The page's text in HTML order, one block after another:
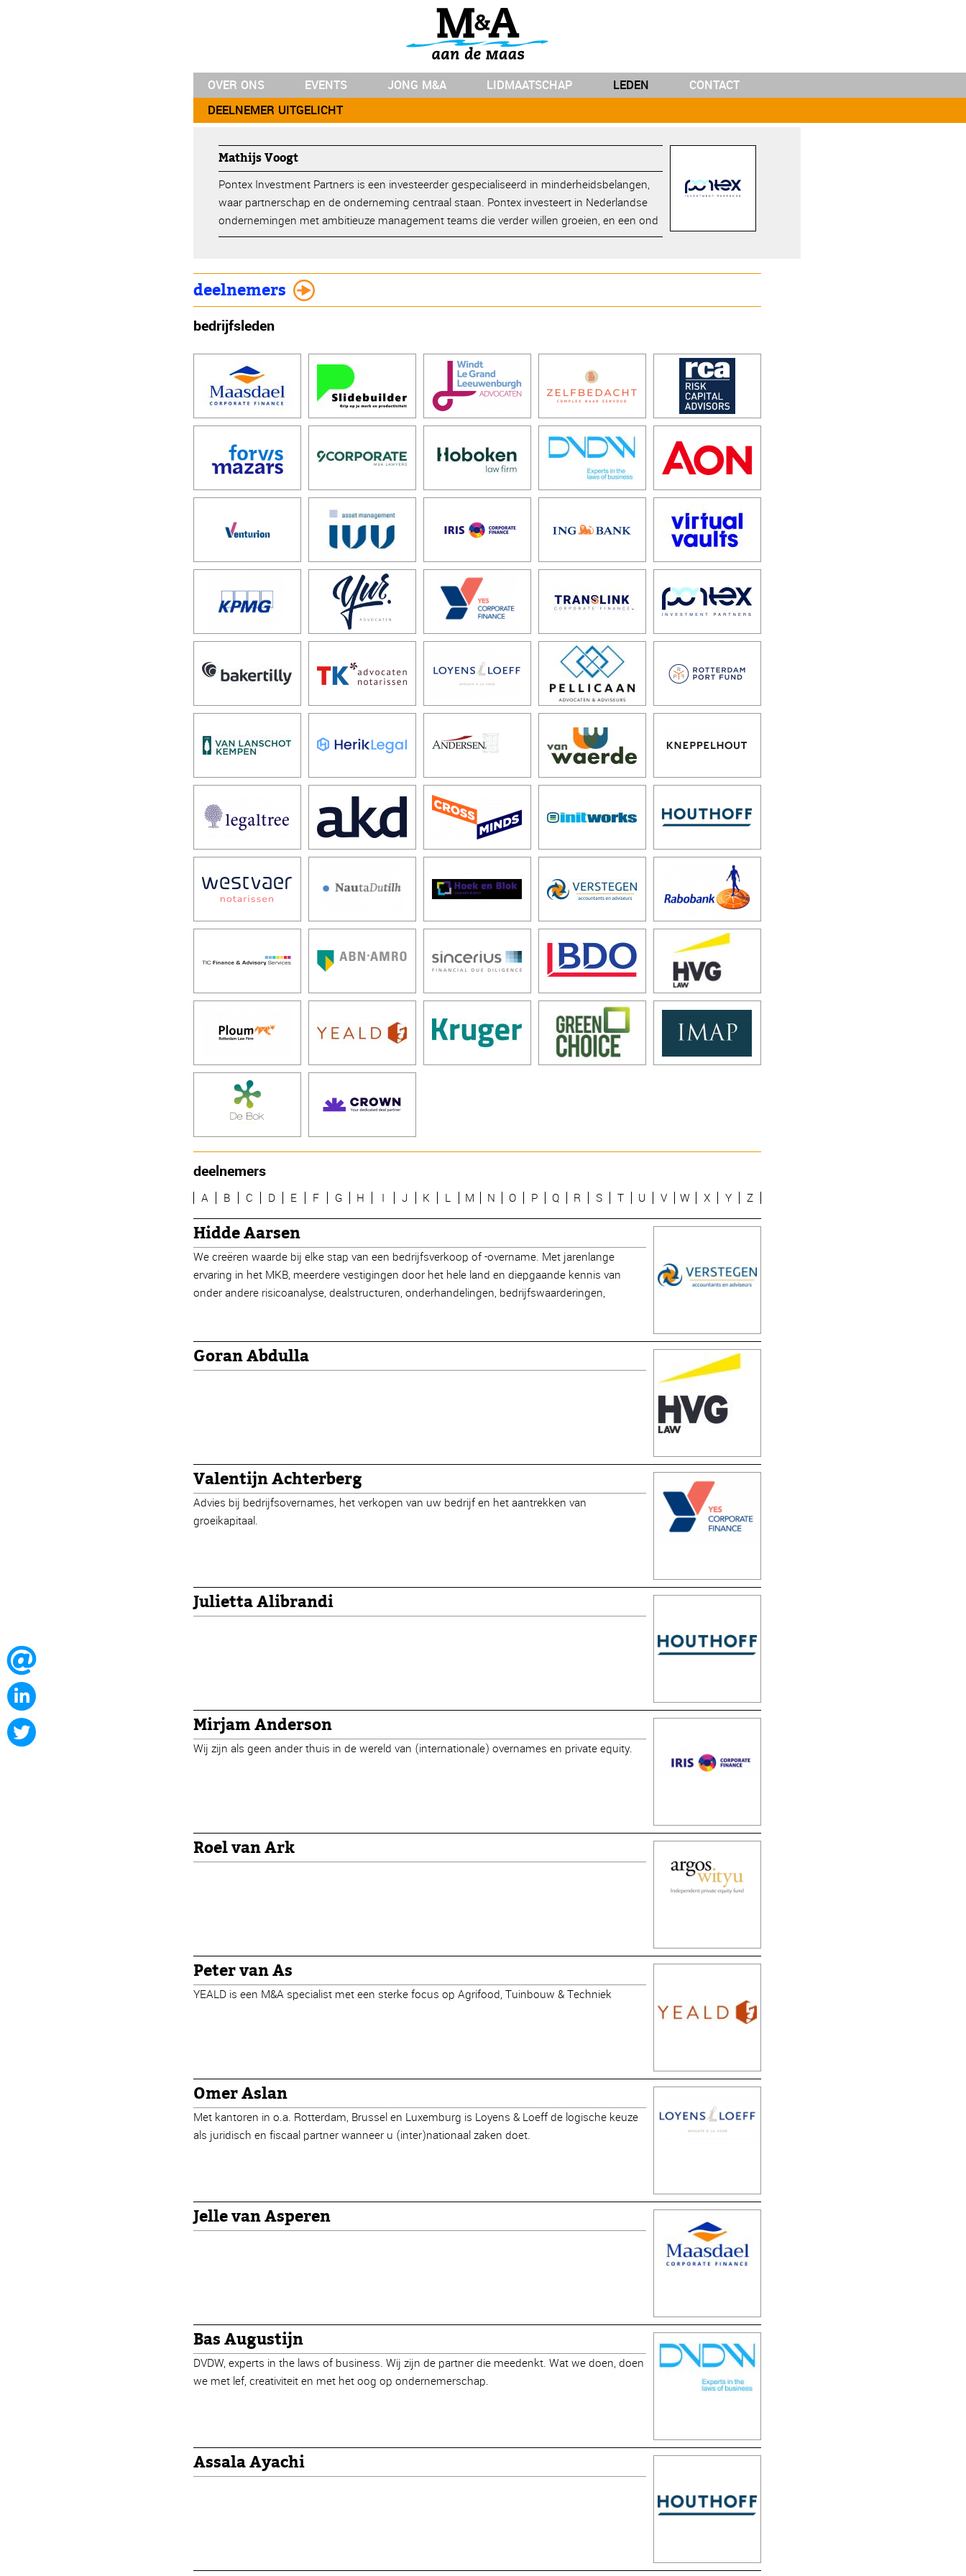
OVER ONS EVENTS JONG M&A LIDMAATSCHAP LEDEN
CONTACT
DEELNEMER UITGELICHT
Mathijs Voogt
Pontex Investment Partners is een investeerder gespecialiseerd in minderheidsbelangen,
waar partnerschap en de onderneming centraal staan. Pontex investeert in Nederlandse
ondernemingen met ambitieuze management teams die verder willen groeien, en een ond
deelnemers
bedrijfsleden
deelnemers
A B C D E F G H I J K L M N O P Q R S T U V W X Y Z
Hidde Aarsen
We creëren waarde bij elke stap van een bedrijfsverkoop of -overname. Met jarenlange
ervaring in het MKB, meerdere vestigingen door het hele land en diepgaande kennis van
onder andere risicoanalyse, dealstructuren, onderhandelingen, bedrijfswaarderingen,
Goran Abdulla
Valentijn Achterberg
Advies bij bedrijfsovernames, het verkopen van uw bedrijf en het aantrekken van
groeikapitaal.
Julietta Alibrandi
Mirjam Anderson
Wij zijn als geen ander thuis in de wereld van (internationale) overnames en private equity.
Roel van Ark
Peter van As
YEALD is een M&A specialist met een sterke focus op Agrifood, Tuinbouw & Techniek
Omer Aslan
Met kantoren in o.a. Rotterdam, Brussel en Luxemburg is Loyens & Loeff de logische keuze
als juridisch en fiscaal partner wanneer u (inter)nationaal zaken doet.
Jelle van Asperen
Bas Augustijn
DVDW, experts in the laws of business. Wij zijn de partner die meedenkt. Wat we doen, doen
we met lef, creativiteit en met het oog op ondernemerschap.
Assala Ayachi